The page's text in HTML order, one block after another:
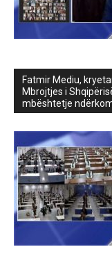
Fatmir Mediu,
Mbrojtjes i
mbështetje